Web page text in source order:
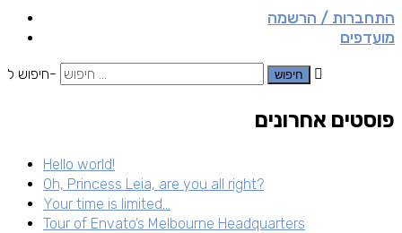
התחברות / הרשמה
מועדפים
חיפוש ל-
פוסטים אחרונים
Hello world!
Oh, Princess Leia, are you all right?
Your time is limited…
Tour of Envato’s Melbourne Headquarters